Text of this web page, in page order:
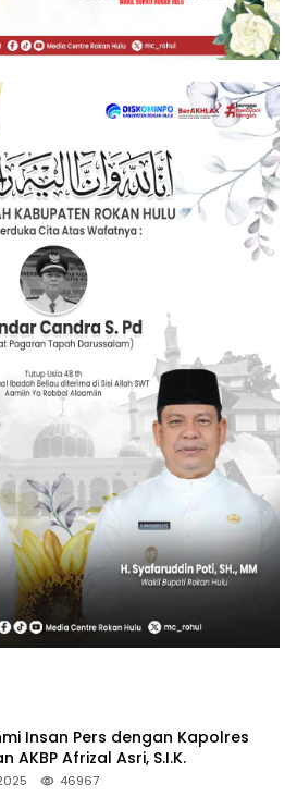
Insan Pers dengan Kapolres
AKBP Afrizal Asri, S.I.K.
46967